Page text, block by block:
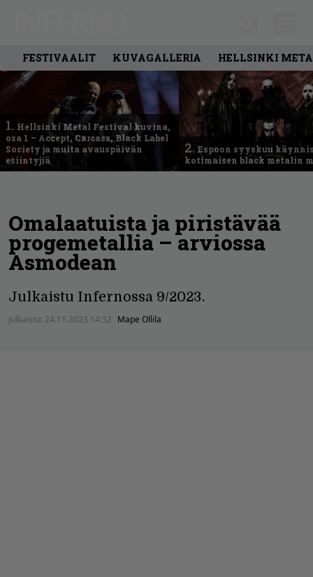
FESTIVAALIT KUVAGALLERIA HELLSINKI
1. Hellsinki Metal Festival kuvina,
osa 1 – Accept, Carcass, Black Label
Society ja muita avauspäivän
esiintyjiä
2. Espoon syyskuu
kotimaisen black metalin
Omalaatuista ja piristävää
progemetallia – arviossa
Asmodean
Julkaistu Infernossa 9/2023.
Julkaistu: 24.11.2023 14:32 Mape Ollila